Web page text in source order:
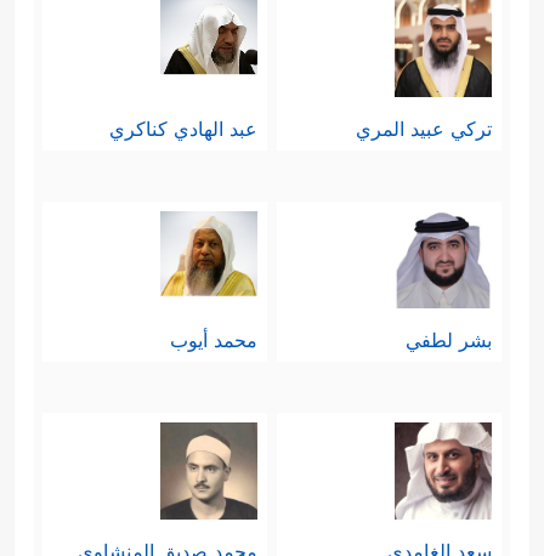
تركي عبيد المري عبد الهادي كناكري
بشر لطفي محمد أيوب
سعد الغامدي محمد صديق المنشاوي